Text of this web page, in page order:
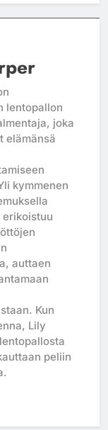
lentopallon
joka
elämänsä
kymmenen
erikoistuu
auttaen
Kun
Lily
peliin